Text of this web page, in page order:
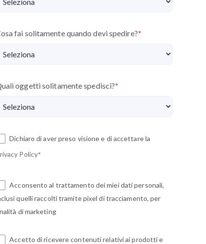
fai solitamente quando devi spedire?*
oggetti solitamente spedisci?*
Dichiaro di aver preso visione e di accettare la
Policy*
Acconsento al trattamento dei miei dati personali,
quelli raccolti tramite pixel di tracciamento, per
di marketing
Accetto di ricevere contenuti relativi ai prodotti e